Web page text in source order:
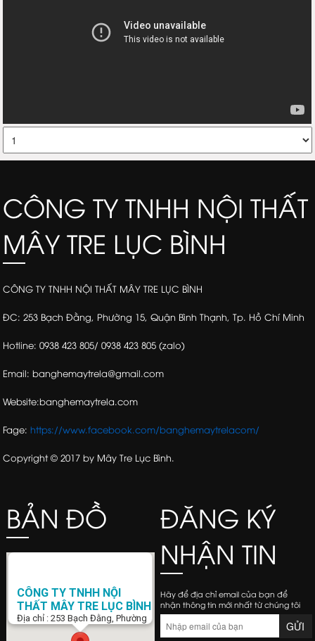
CÔNG TY TNHH NỘI THẤT
MÂY TRE LỤC BÌNH
CÔNG TY TNHH NỘI THẤT MÂY TRE LỤC BÌNH
ĐC: 253 Bạch Đằng, Phường 15, Quận Bình Thạnh, Tp. Hồ Chí Minh
Hotline: 0938 423 805/ 0938 423 805 (zalo)
Email: banghemaytrela@gmail.com
Website:banghemaytrela.com
Fage:https://www.facebook.com/banghemaytrelacom/
Copyright © 2017 by Mây Tre Lục Bình.
BẢN ĐỒ
CÔNG TY TNHH NỘI
THẤT MÂY TRE LỤC BÌNH
Địa chỉ : 253 Bạch Đằng, Phường
15, Q. Bình Thạnh, Tp. Hồ Chí Minh
ĐĂNG KÝ
NHẬN TIN
Hãy để địa chỉ email của bạn để
nhận thông tin mới nhất từ chúng tôi